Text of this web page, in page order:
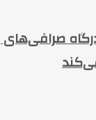
صرافی‌های